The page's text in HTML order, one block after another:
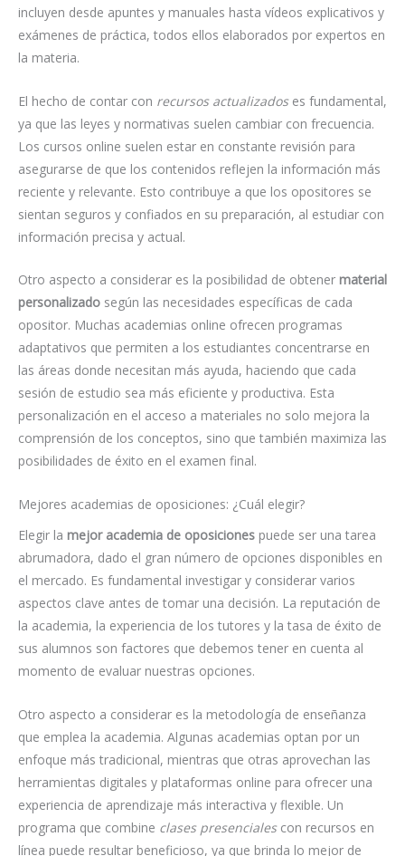
incluyen desde apuntes y manuales hasta vídeos explicativos y
exámenes de práctica, todos ellos elaborados por expertos en
la materia.
El hecho de contar con recursos actualizadoses fundamental,
ya que las leyes y normativas suelen cambiar con frecuencia.
Los cursos online suelen estar en constante revisión para
asegurarse de que los contenidos reflejen la información más
reciente y relevante. Esto contribuye a que los opositores se
sientan seguros y confiados en su preparación, al estudiar con
información precisa y actual.
Otro aspecto a considerar es la posibilidad de obtener material
personalizado según las necesidades específicas de cada
opositor. Muchas academias online ofrecen programas
adaptativos que permiten a los estudiantes concentrarse en
las áreas donde necesitan más ayuda, haciendo que cada
sesión de estudio sea más eficiente y productiva. Esta
personalización en el acceso a materiales no solo mejora la
comprensión de los conceptos, sino que también maximiza las
posibilidades de éxito en el examen final.
Mejores academias de oposiciones: ¿Cuál elegir?
Elegir la mejor academia de oposiciones puede ser una tarea
abrumadora, dado el gran número de opciones disponibles en
el mercado. Es fundamental investigar y considerar varios
aspectos clave antes de tomar una decisión. La reputación de
la academia, la experiencia de los tutores y la tasa de éxito de
sus alumnos son factores que debemos tener en cuenta al
momento de evaluar nuestras opciones.
Otro aspecto a considerar es la metodología de enseñanza
que emplea la academia. Algunas academias optan por un
enfoque más tradicional, mientras que otras aprovechan las
herramientas digitales y plataformas online para ofrecer una
experiencia de aprendizaje más interactiva y flexible. Un
programa que combine clases presencialescon recursos en
línea puede resultar beneficioso, ya que brinda lo mejor de